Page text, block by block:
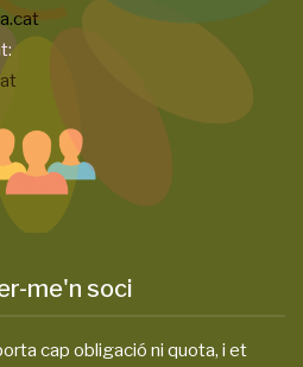
me'n soci
cap obligació ni quota, i et